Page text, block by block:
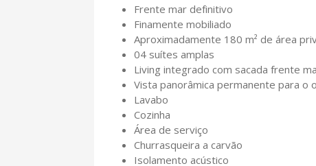
Frente mar definitivo
Finamente mobiliado
Aproximadamente 180 m² de área
04 suítes amplas
Living integrado com sacada frente
Vista panorâmica permanente para o
Lavabo
Cozinha
Área de serviço
Churrasqueira a carvão
Isolamento acústico